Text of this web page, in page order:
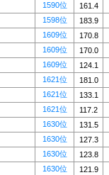
1590位
161.4
1598位
183.9
1609位
170.8
1609位
170.0
1609位
124.1
1621位
181.0
1621位
133.1
1621位
117.2
1630位
131.5
1630位
127.3
1630位
123.8
1630位
121.9